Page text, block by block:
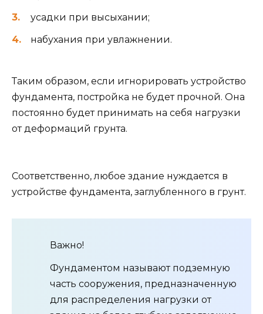
усадки при высыхании;
набухания при увлажнении.
Таким образом, если игнорировать устройство
фундамента, постройка не будет прочной. Она
постоянно будет принимать на себя нагрузки
от деформаций грунта.
Соответственно, любое здание нуждается в
устройстве фундамента, заглубленного в грунт.
Важно!
Фундаментом называют подземную
часть сооружения, предназначенную
для распределения нагрузки от